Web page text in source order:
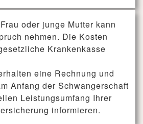
oder junge Mutter kann
nehmen. Die Kosten
Krankenkasse
eine Rechnung und
Anfang der Schwangerschaft
Leistungsumfang Ihrer
informieren.